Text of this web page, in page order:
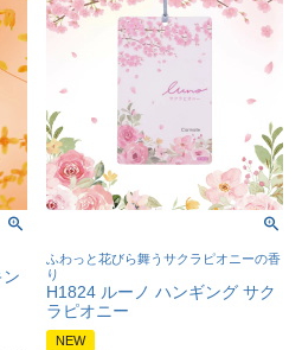
ふわっと花びら舞うサクラピオニーの香
り
H1824 ルーノ ハンギング サク
ラピオニー
NEW